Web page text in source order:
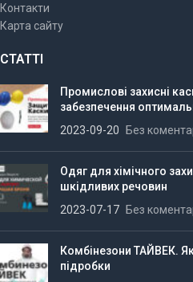
Контакти
Карта сайту
СТАТТІ
Промислові захисні
забезпечення
2023-09-20
Без
Одяг для хімічного
шкідливих речовин
2023-07-17
Без
Комбінезони ТАЙВЕК. Як
підробки